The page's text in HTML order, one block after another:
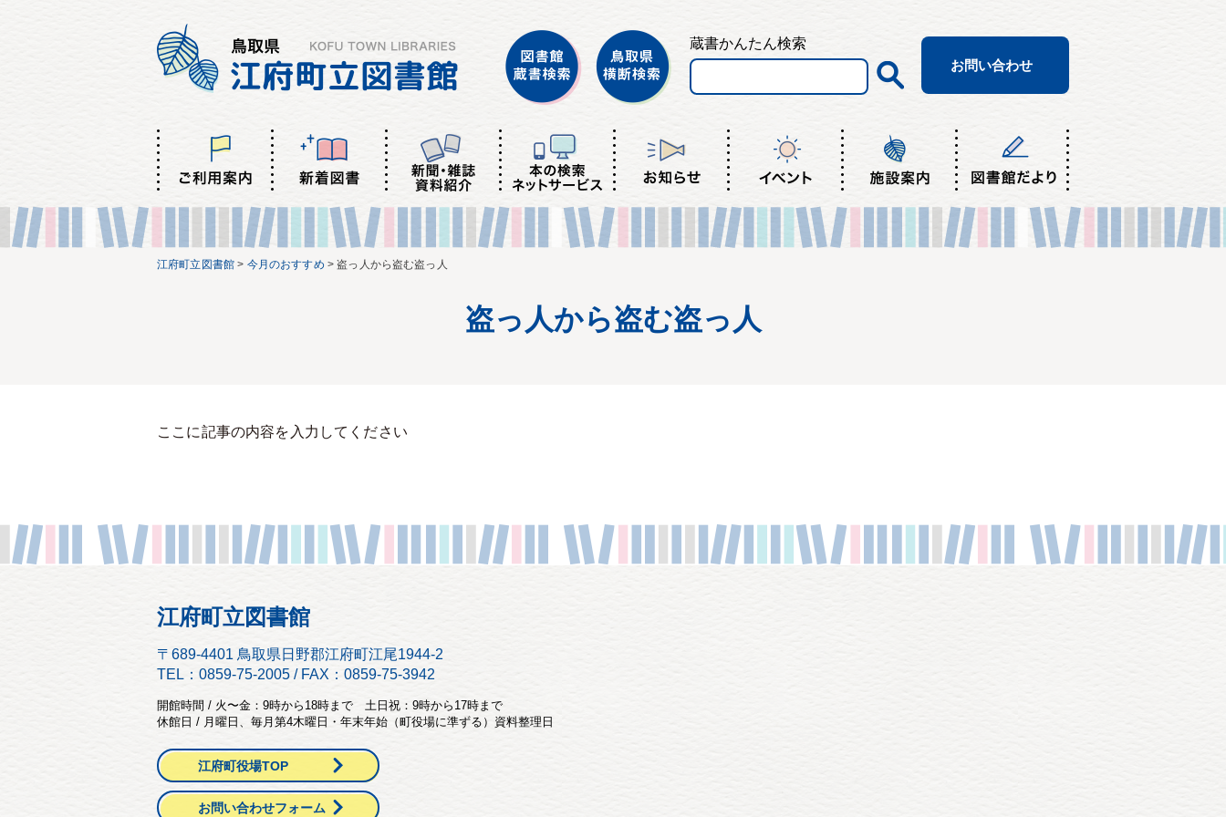
蔵書かんたん検索
お問い合わせ
江府町立図書館 > 今月のおすすめ >盗っ人から盗む盗っ人
盗っ人から盗む盗っ人
ここに記事の内容を入力してください
江府町立図書館
〒689-4401 鳥取県日野郡江府町江尾1944-2
TEL：0859-75-2005 / FAX：0859-75-3942
開館時間 / 火〜金：9時から18時まで 土日祝：9時から17時まで
休館日 / 月曜日、毎月第4木曜日・年末年始（町役場に準ずる）資料整理日
江府町役場TOP
お問い合わせフォーム